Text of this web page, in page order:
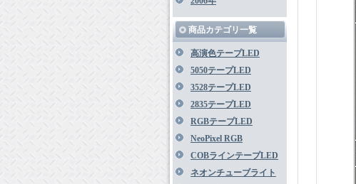
商品カテゴリ一覧
高演色テープLED
5050テープLED
3528テープLED
2835テープLED
RGBテープLED
NeoPixel RGB
COBラインテープLED
ネオンチューブライト